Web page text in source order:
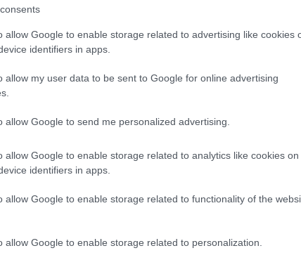
allow Google to enable storage related to advertising like cookies
identifiers in apps.
allow my user data to be sent to Google for online advertising
allow Google to send me personalized advertising.
allow Google to enable storage related to analytics like cookies on
identifiers in apps.
allow Google to enable storage related to functionality of the
allow Google to enable storage related to personalization.
difesa legale alla
risposto a questa minaccia in modi diversi.
legali, ma ora sta emergendo una terza
per bloccare lo scraping, cioè quel processo
dai siti. Non è un pò inquietante? 😳
annunciato che bloccherà di default i bot AI,
specifici crawler e addirittura di stabilire una
rappresenta un vero e proprio